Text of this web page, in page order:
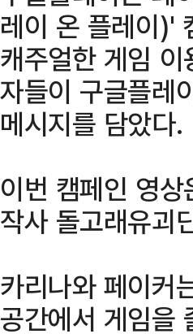
레이 온 플레이)'
캐주얼한 게임
자들이 구글플레
메시지를 담았다.
이번 캠페인 영
작사 돌고래유괴
카리나와 페이커
공간에서 게임을